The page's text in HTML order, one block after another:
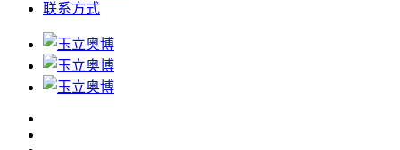
联系方式